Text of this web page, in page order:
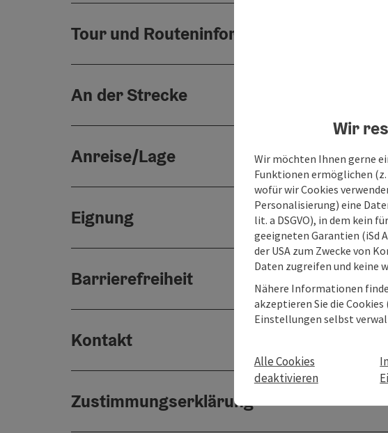
Tour und Routeninformationen
An der Strecke
Anreise/Lage
Eignung
Barrierefreiheit
Kontakt
Zustimmungserklärung
Wir
Wir möchten Ihnen gerne
Funktionen ermöglichen
wofür wir Cookies
Personalisierung) eine
lit. a DSGVO), in dem kein
geeigneten Garantien (iSd
der USA zum Zwecke von
Daten zugreifen und keine
Nähere Informationen
akzeptieren Sie die
Einstellungen selbst
Alle Cookies
deaktivieren